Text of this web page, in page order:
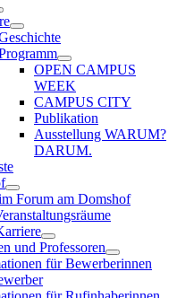
OPEN CAMPUS
WEEK
CAMPUS CITY
Publikation
Ausstellung WARUM?
DARUM.
Forum am Domshof
und Professoren
für Bewerberinnen